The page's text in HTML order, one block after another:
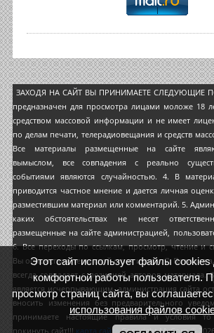
ЗАХОДЯ НА САЙТ ВЫ ПРИНИМАЕТЕ СЛЕДУЮЩИЕ
предназначен для просмотра лицами моложе 18
средством массовой информации и не имеет
по делам печати, телерадиовещания и средств
Все материалы размещенные на сайте
вымыслом, все совпадения с реально
событиями являются случайностью. 4. В
приводится частное мнение и дается личная
разместившим материал или комментарий. 5.
каких обстоятельствах не несет
размещенные на сайте администрацией,
6. Все переходы по ссылкам, просмотр, чтение и
Вы осуществляете на свой страх и риск. 7. Позиция
всегда совпадает с позицией авторов
является исчерпывающим, администрация сайта
вносить изменения без предварительного
принимаете настоящие правила и условия
покинуть сайт!!! карта сайта Copyright MyCorp ©
Этот сайт использует файлы
комфортной работы пользователя.
просмотр страниц сайта, вы
использования файлов